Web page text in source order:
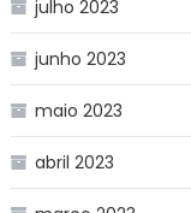
julho 2023
junho 2023
maio 2023
abril 2023